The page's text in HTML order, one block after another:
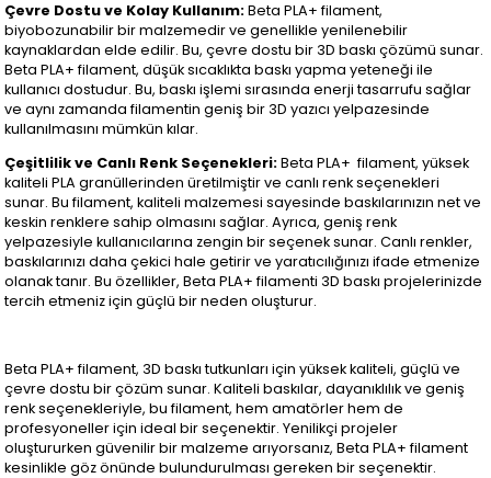
Çevre Dostu ve Kolay Kullanım:Beta PLA+ filament,
biyobozunabilir bir malzemedir ve genellikle yenilenebilir
kaynaklardan elde edilir. Bu, çevre dostu bir 3D baskı çözümü sunar.
Beta PLA+ filament, düşük sıcaklıkta baskı yapma yeteneği ile
kullanıcı dostudur. Bu, baskı işlemi sırasında enerji tasarrufu sağlar
ve aynı zamanda filamentin geniş bir 3D yazıcı yelpazesinde
kullanılmasını mümkün kılar.
Çeşitlilik ve Canlı Renk Seçenekleri:Beta PLA+ filament, yüksek
kaliteli PLA granüllerinden üretilmiştir ve canlı renk seçenekleri
sunar. Bu filament, kaliteli malzemesi sayesinde baskılarınızın net ve
keskin renklere sahip olmasını sağlar. Ayrıca, geniş renk
yelpazesiyle kullanıcılarına zengin bir seçenek sunar. Canlı renkler,
baskılarınızı daha çekici hale getirir ve yaratıcılığınızı ifade etmenize
olanak tanır. Bu özellikler, Beta PLA+ filamenti 3D baskı projelerinizde
tercih etmeniz için güçlü bir neden oluşturur.
Beta PLA+ filament, 3D baskı tutkunları için yüksek kaliteli, güçlü ve
çevre dostu bir çözüm sunar. Kaliteli baskılar, dayanıklılık ve geniş
renk seçenekleriyle, bu filament, hem amatörler hem de
profesyoneller için ideal bir seçenektir. Yenilikçi projeler
oluştururken güvenilir bir malzeme arıyorsanız, Beta PLA+ filament
kesinlikle göz önünde bulundurulması gereken bir seçenektir.